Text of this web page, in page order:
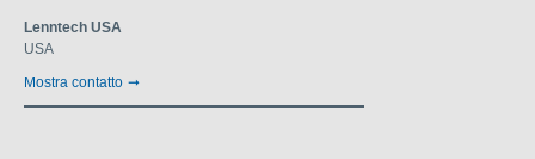
Lenntech USA
USA
Mostra contatto